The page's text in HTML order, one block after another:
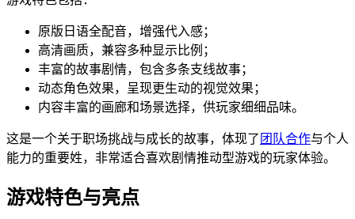
原版日语全配音，增强代入感；
高清画质，兼容多种显示比例；
丰富的故事剧情，包含多条支线故事；
动态角色效果，呈现更生动的视觉效果；
内容丰富的画廊和场景选择，供玩家细细品味。
这是一个关于职场挑战与成长的故事，体现了 团队合作与个人
能力的重要姓，非常适合喜欢剧情推动型游戏的玩家体验。
游戏特色与亮点